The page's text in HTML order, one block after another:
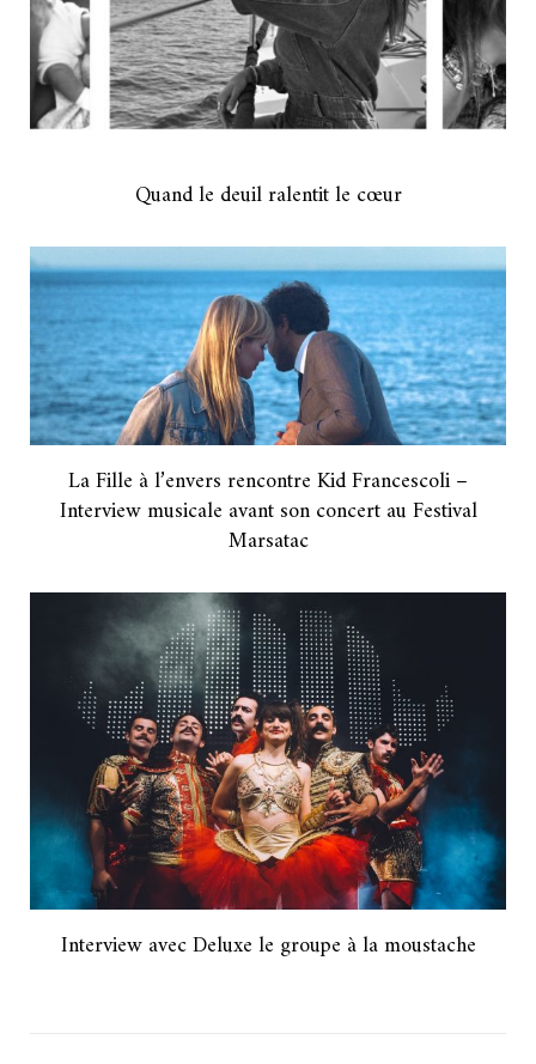
Quand le deuil ralentit le cœur
La Fille à l’envers rencontre Kid Francescoli –
Interview musicale avant son concert au Festival
Marsatac
Interview avec Deluxe le groupe à la moustache